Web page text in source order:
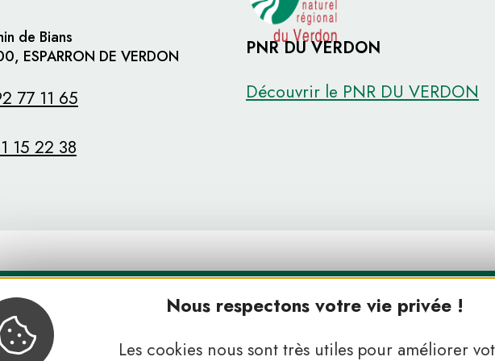
Nous respectons votre vie privée !
Les cookies nous sont très utiles pour améliorer
de Bians
ESPARRON DE VERDON
77 11 65
15 22 38
PNR DU VERDON
Découvrir le PNR DU VERDON